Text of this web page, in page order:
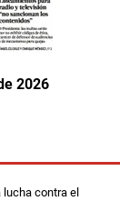
2026
lucha contra el